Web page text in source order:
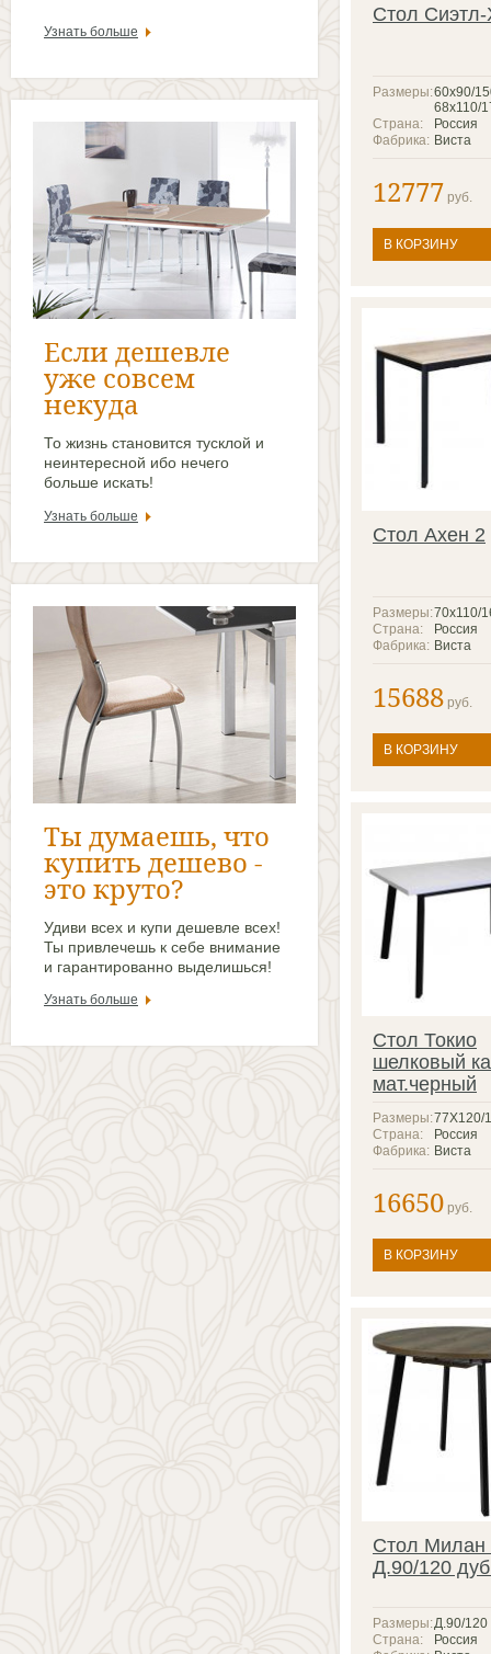
Узнать больше
Если дешевле
уже совсем
некуда
То жизнь становится тусклой и
неинтересной ибо нечего
больше искать!
Узнать больше
Ты думаешь, что
купить дешево -
это круто?
Удиви всех и купи дешевле всех!
Ты привлечешь к себе внимание
и гарантированно выделишься!
Узнать больше
Стол
60x90/
68x110/
Размеры:
Россия
Страна:
Виста
Фабрика:
12777 руб.
В КОРЗИНУ
Стол Ахен 2
70x110/
Размеры:
Россия
Страна:
Виста
Фабрика:
15688 руб.
В КОРЗИНУ
Стол Токио
шелковый
мат.черный
77X120/
Размеры:
Россия
Страна:
Виста
Фабрика:
16650 руб.
В КОРЗИНУ
Стол Милан
Д.90/120
Д.90/120
Размеры:
Россия
Страна: